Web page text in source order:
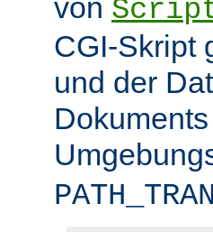
von
CGI-Skript
und der